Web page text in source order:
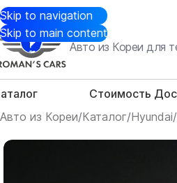
Skip to navigation
Skip to main content
Авто из Кореи для
Стоимость
Авто из Кореи/Каталог/Hyundai/